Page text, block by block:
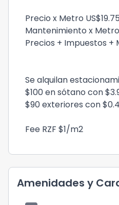
Precio x Metro US$19.75
Mantenimiento x Metro
Precios + Impuestos +
Se alquilan
$100 en sótano con
$90 exteriores con
Fee RZF $1/m2
Amenidades y